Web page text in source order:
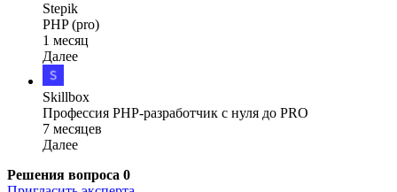
Stepik
PHP (pro)
1 месяц
Далее
Skillbox
Профессия PHP-разработчик с нуля до PRO
7 месяцев
Далее
Решения вопроса 0